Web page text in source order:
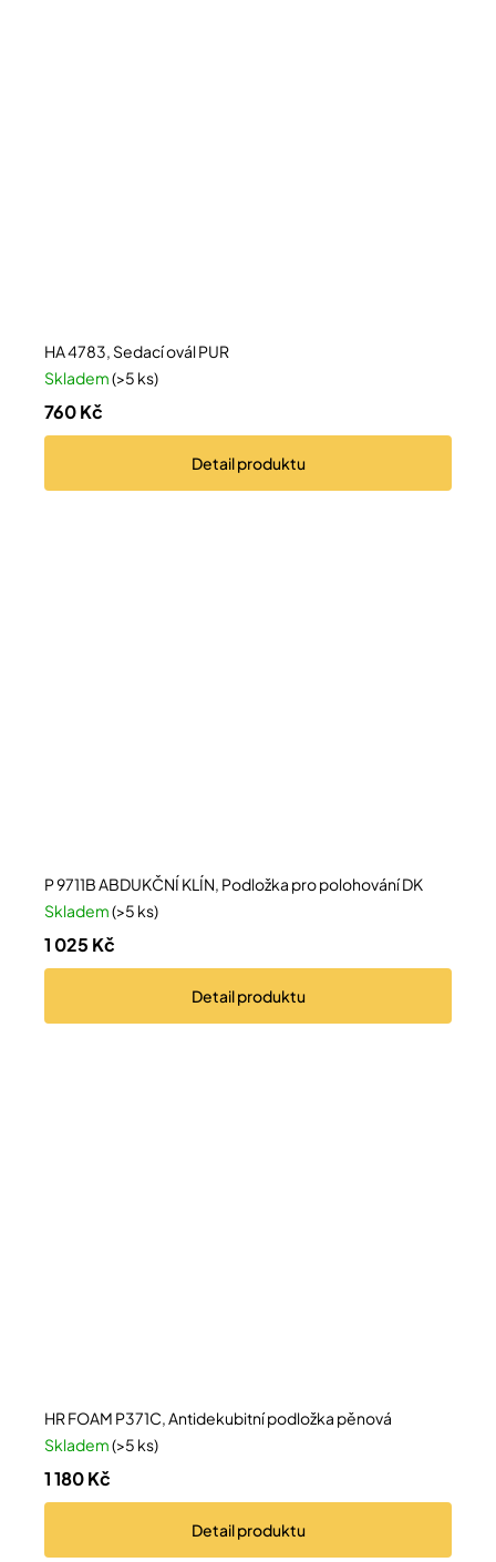
HA 4783, Sedací ovál PUR
Skladem(>5 ks)
760 Kč
Detailproduktu
P 9711B ABDUKČNÍ KLÍN, Podložka pro polohování DK
Skladem(>5 ks)
1 025 Kč
Detailproduktu
HR FOAM P371C, Antidekubitní podložka pěnová
Skladem(>5 ks)
1 180 Kč
Detailproduktu